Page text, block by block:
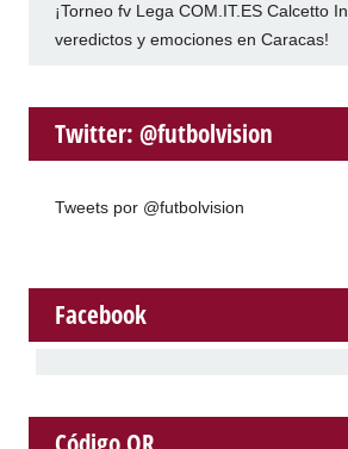
¡Torneo fv Lega COM.IT.ES Calcetto
veredictos y emociones en Caracas!
Twitter: @futbolvision
Tweets por @futbolvision
Facebook